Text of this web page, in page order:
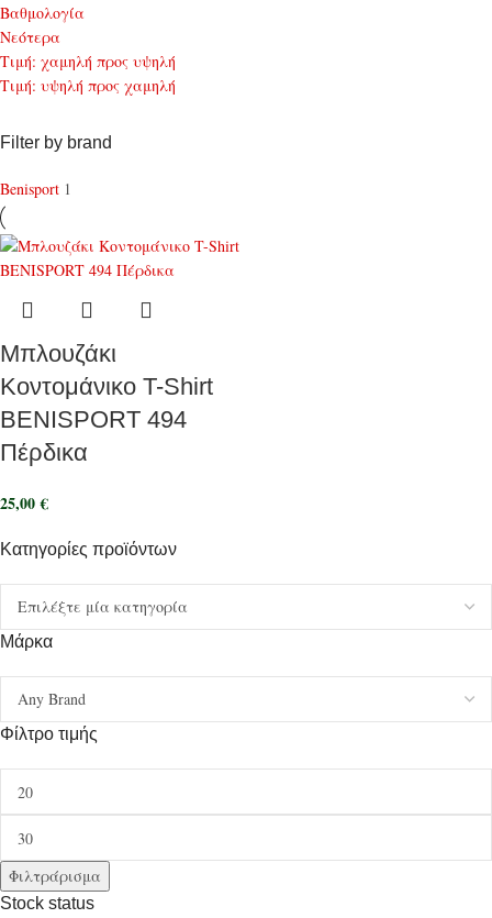
Κατηγορίες προϊόντων
Μάρκα
Φίλτρο τιμής
Φιλτράρισμα
Stock status
Bαθμολογία
Νεότερα
Τιμή: χαμηλή προς υψηλή
Τιμή: υψηλή προς χαμηλή
Filter by brand
Benisport 1
Μπλουζάκι
Κοντομάνικο T-Shirt
BENISPORT 494
Πέρδικα
25,00€